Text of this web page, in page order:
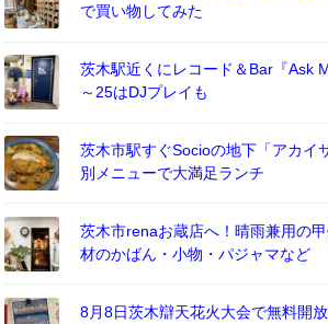
で買い物してみた
茨木駅近くにレコード＆Bar『Ask
～25はDJプレイも
茨木市駅すぐSocioの地下「アカイ
別メニューで大満足ランチ
茨木市renaお蔵店へ！晴雨兼用の
材のかばん・小物・パジャマなど
8月8日茨木辯天花火大会で無料開